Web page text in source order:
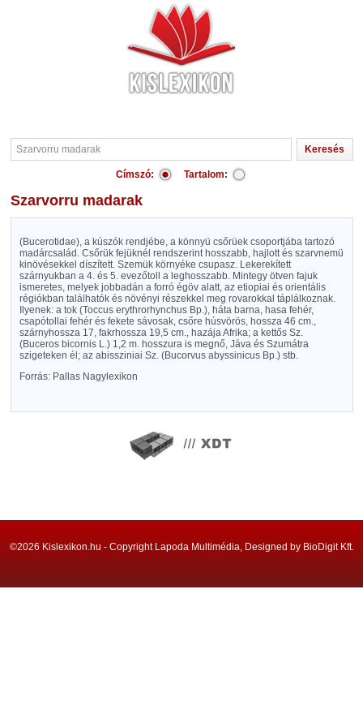
Címszó: Tartalom:
Szarvorru madarak
(Bucerotidae), a kúszók rendjébe, a könnyü csőrüek csoportjába tartozó
madárcsalád. Csőrük fejüknél rendszerint hosszabb, hajlott és szarvnemü
kinövésekkel díszített. Szemük környéke csupasz. Lekerekített
szárnyukban a 4. és 5. evezőtoll a leghosszabb. Mintegy ötven fajuk
ismeretes, melyek jobbadán a forró égöv alatt, az etiopiai és orientális
régiókban találhatók és növényi részekkel meg rovarokkal táplálkoznak.
Ilyenek: a tok (Toccus erythrorhynchus Bp.), háta barna, hasa fehér,
csapótollai fehér és fekete sávosak, csőre húsvörös, hossza 46 cm.,
szárnyhossza 17, fakrhossza 19,5 cm., hazája Afrika; a kettős Sz.
(Buceros bicornis L.) 1,2 m. hosszura is megnő, Jáva és Szumátra
szigeteken él; az abissziniai Sz. (Bucorvus abyssinicus Bp.) stb.
Forrás: Pallas Nagylexikon
©2026 Kislexikon.hu - Copyright Lapoda Multimédia, Designed by BioDigit Kft.